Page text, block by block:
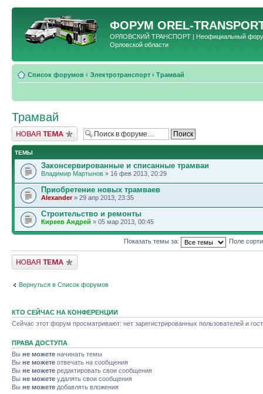
ФОРУМ OREL-
ОРЛОВСКИЙ ТРАНСПОРТ | Неофициальный форум
Орловской области
Список форумов ‹ Электротранспорт ‹ Трамвай
Трамвай
Новая тема
ТЕМЫ
Законсервированные и списанные трамваи
Владимир Мартынов » 16 фев 2013, 20:29
Приобретение новых трамваев
Alexander» 29 апр 2013, 23:35
Строительство и ремонты
Киреев Андрей » 05 мар 2013, 00:45
Показать темы за: Поле
Новая тема
Вернуться в Список форумов
КТО СЕЙЧАС НА КОНФЕРЕНЦИИ
Сейчас этот форум просматривают: нет зарегистрированных пользователей и
ПРАВА ДОСТУПА
Вы не можете начинать темы
Вы не можете отвечать на сообщения
Вы не можете редактировать свои сообщения
Вы не можете удалять свои сообщения
Вы не можете добавлять вложения